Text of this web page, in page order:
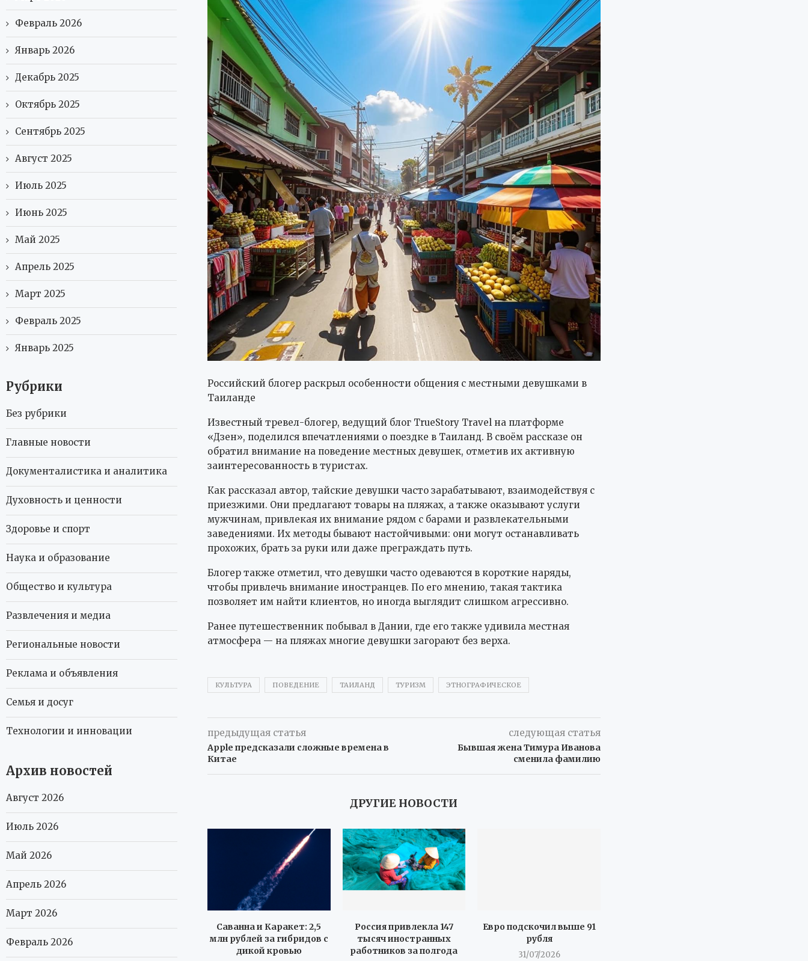
Российский блогер раскрыл особенности общения с местными девушками в
Таиланде
Известный тревел-блогер, ведущий блог TrueStory Travel на платформе
«Дзен», поделился впечатлениями о поездке в Таиланд. В своём рассказе он
обратил внимание на поведение местных девушек, отметив их активную
заинтересованность в туристах.
Как рассказал автор, тайские девушки часто зарабатывают, взаимодействуя с
приезжими. Они предлагают товары на пляжах, а также оказывают услуги
мужчинам, привлекая их внимание рядом с барами и развлекательными
заведениями. Их методы бывают настойчивыми: они могут останавливать
прохожих, брать за руки или даже преграждать путь.
Блогер также отметил, что девушки часто одеваются в короткие наряды,
чтобы привлечь внимание иностранцев. По его мнению, такая тактика
позволяет им найти клиентов, но иногда выглядит слишком агрессивно.
Ранее путешественник побывал в Дании, где его также удивила местная
атмосфера — на пляжах многие девушки загорают без верха.
КУЛЬТУРА ПОВЕДЕНИЕ ТАИЛАНД ТУРИЗМ ЭТНОГРАФИЧЕСКОЕ
предыдущая статья
Apple предсказали сложные времена в
Китае
следующая статья
Бывшая жена Тимура Иванова
сменила фамилию
ДРУГИЕ НОВОСТИ
Саванна и Каракет: 2,5
млн рублей за гибридов с
дикой кровью
Россия привлекла 147
тысяч иностранных
работников за полгода
Евро подскочил выше 91
рубля
31/07/2026
Февраль 2026
Январь 2026
Декабрь 2025
Октябрь 2025
Сентябрь 2025
Август 2025
Июль 2025
Июнь 2025
Май 2025
Апрель 2025
Март 2025
Февраль 2025
Январь 2025
Рубрики
Без рубрики
Главные новости
Документалистика и аналитика
Духовность и ценности
Здоровье и спорт
Наука и образование
Общество и культура
Развлечения и медиа
Региональные новости
Реклама и объявления
Семья и досуг
Технологии и инновации
Архив новостей
Август 2026
Июль 2026
Май 2026
Апрель 2026
Март 2026
Февраль 2026